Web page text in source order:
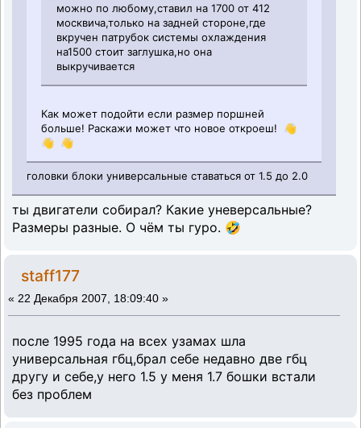
можно по любому,ставил на 1700 от 412
москвича,только на задней стороне,где
вкручен патрубок системы охлаждения
на1500 стоит заглушка,но она
выкручивается
Как может подойти если размер поршней
больше! Раскажи может что новое откроеш! 👋
👋 👋
головки блоки универсальные ставаться от 1.5 до 2.0
ты двигатели собирал? Какие уневерсальные?
Размеры разные. О чём ты гуро. 🤣
staff177
« 22 Декабря 2007, 18:09:40 »
после 1995 года на всех узамах шла
универсальная гбц,брал себе недавно две гбц
другу и себе,у него 1.5 у меня 1.7 бошки встали
без проблем